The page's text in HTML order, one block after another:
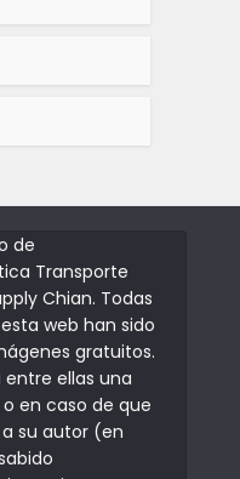
de
Transporte
Chian. Todas
web han sido
gratuitos.
ellas una
en caso de que
su autor (en